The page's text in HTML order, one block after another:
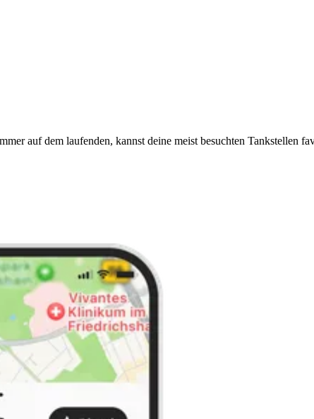
auf dem laufenden, kannst deine meist besuchten Tankstellen